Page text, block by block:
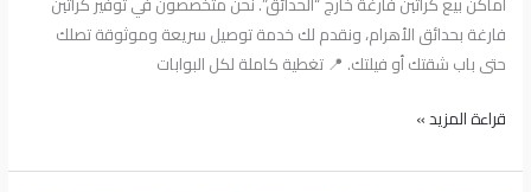
فارغة بحدائق الأهرام، ونقدم لك خدمة توصيل سريعة وموثوقة تصلك
حتى باب شقتك أو فيلتك. 📍 تغطية كاملة لكل البوابات
قراءة المزيد »